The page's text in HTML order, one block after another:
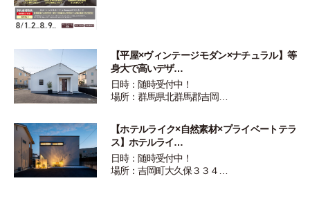
【平屋×ヴィンテージモダン×ナチュラル】等
身大で高いデザ…
日時：随時受付中！
場所：群馬県北群馬郡吉岡…
【ホテルライク×自然素材×プライベートテラ
ス】ホテルライ…
日時：随時受付中！
場所：吉岡町大久保３３４…